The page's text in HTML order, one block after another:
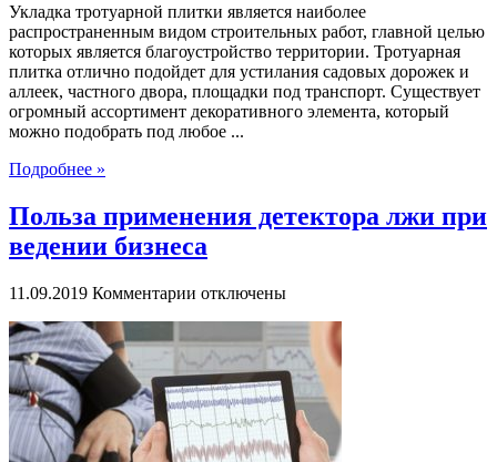
Укладка тротуарной плитки является наиболее
распространенным видом строительных работ, главной целью
которых является благоустройство территории. Тротуарная
плитка отлично подойдет для устилания садовых дорожек и
аллеек, частного двора, площадки под транспорт. Существует
огромный ассортимент декоративного элемента, который
можно подобрать под любое ...
Подробнее »
Польза применения детектора лжи при
ведении бизнеса
11.09.2019 Комментарии к
применения
детектора
лжи
при
ведении
бизнеса
отключены